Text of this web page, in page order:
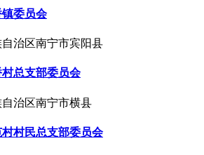
委员会
治区南宁市宾阳县
总支部委员会
治区南宁市横县
村民总支部委员会